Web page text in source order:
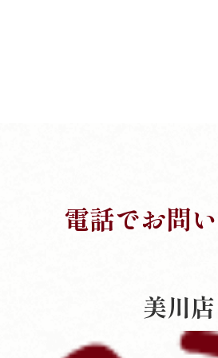
電話でお問
美川店